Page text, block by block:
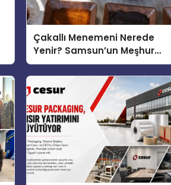
Çakallı Menemeni Nerede
Yenir? Samsun’un Meşhur
Lezzet Durakları